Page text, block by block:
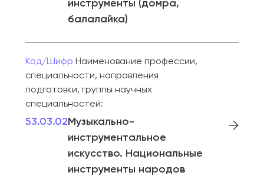
инструменты (домра,
балалайка)
Код/Шифр Наименование профессии,
специальности, направления
подготовки, группы научных
специальностей:
53.03.02Музыкально-
инструментальное
искусство. Национальные
инструменты народов